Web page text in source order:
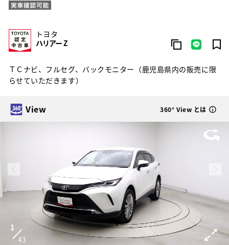
トヨタ
ハリアー Z
ＴＣナビ、フルセグ、バックモニター（鹿児島県内の販売に限
らせていただきます）
View 360° View とは
1
43